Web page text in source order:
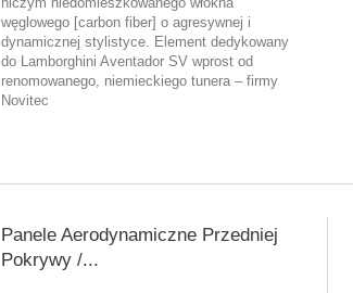
węglowego [carbon fiber] o agresywnej i
dynamicznej stylistyce. Element dedykowany
do Lamborghini Aventador SV wprost od
renomowanego, niemieckiego tunera – firmy
Novitec
Panele Aerodynamiczne Przedniej
Pokrywy /...